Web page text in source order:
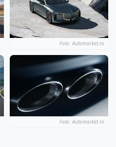
Foto: Automarket.ro
Foto: Automarket.ro